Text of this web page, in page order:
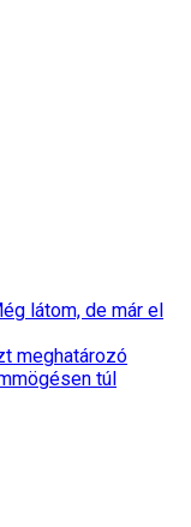
látom, de már el
meghatározó
túl